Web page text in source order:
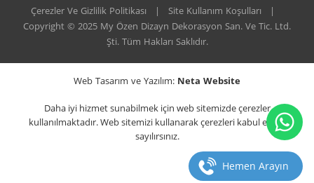
Çerezler Ve Gizlilik Politikası | Site Kullanım Koşulları
|
Copyright © 2025 My Özen Dizayn Dekorasyon San. Ve Tic. Ltd.
Şti. Tüm Hakları Saklıdır.
Web Tasarım ve Yazılım: Neta Website
Daha iyi hizmet sunabilmek için web sitemizde çerezler
kullanılmaktadır. Web sitemizi kullanarak çerezleri kabul etmiş
sayılırsınız.
Hemen Arayın